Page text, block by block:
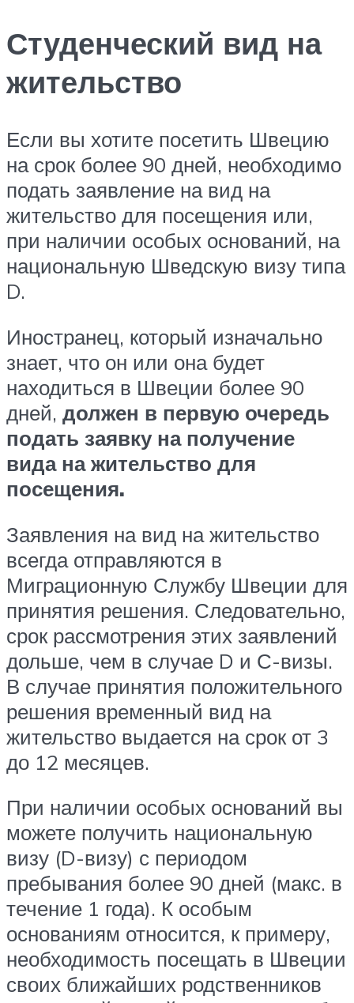
Студенческий вид на
жительство
Если вы хотите посетить Швецию
на срок более 90 дней, необходимо
подать заявление на вид на
жительство для посещения или,
при наличии особых оснований, на
национальную Шведскую визу типа
D.
Иностранец, который изначально
знает, что он или она будет
находиться в Швеции более 90
дней, должен в первую очередь
подать заявку на получение
вида на жительство для
посещения.
Заявления на вид на жительство
всегда отправляются в
Миграционную Службу Швеции для
принятия решения. Следовательно,
срок рассмотрения этих заявлений
дольше, чем в случае D и С-визы.
В случае принятия положительного
решения временный вид на
жительство выдается на срок от 3
до 12 месяцев.
При наличии особых оснований вы
можете получить национальную
визу (D-визу) с периодом
пребывания более 90 дней (макс. в
течение 1 года). К особым
основаниям относится, к примеру,
необходимость посещать в Швеции
своих ближайших родственников